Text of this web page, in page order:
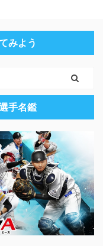
みよう
手名鑑